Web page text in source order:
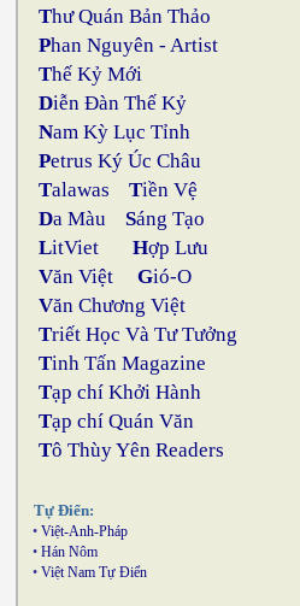
Thư Quán Bản Thảo
Phan Nguyên - Artist
Thế Kỷ Mới
Diễn Đàn Thế Kỷ
Nam Kỳ Lục Tỉnh
Petrus Ký Úc Châu
Talawas Tiền Vệ
Da Màu Sáng Tạo
LitViet Hợp Lưu
Văn Việt Gió-O
Văn Chương Việt
Triết Học Và Tư Tưởng
Tinh Tấn Magazine
Tạp chí Khởi Hành
Tạp chí Quán Văn
Tô Thùy Yên Readers
Tự Điển:
• Việt-Anh-Pháp
• Hán Nôm
• Việt Nam Tự Điển